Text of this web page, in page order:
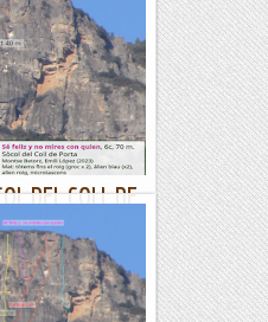
aquet any que
us farem un petit
del tot...
DEL COLL DE
aquet any que
us farem un petit
del tot...